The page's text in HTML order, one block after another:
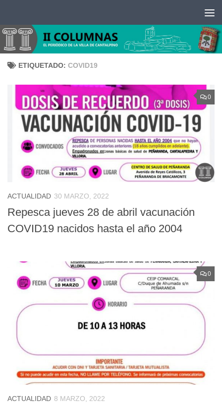
ETIQUETADO: COVID19
0
ACTUALIDAD 30 MARZO, 2022
Repesca jueves 28 de abril vacunación
COVID19 nacidos hasta el año 2004
0
ACTUALIDAD 8 MARZO, 2022